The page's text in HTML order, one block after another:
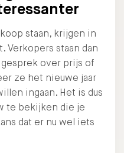
staan, krijgen in
Verkopers staan dan
over prijs of
ze het nieuwe jaar
ingaan. Het is dus
te bekijken die je
dat er nu wel iets